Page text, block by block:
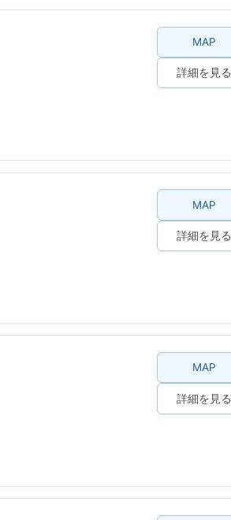
MAP
詳細を見る
MAP
詳細を見る
MAP
詳細を見る